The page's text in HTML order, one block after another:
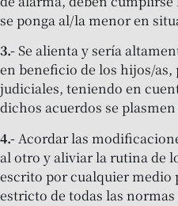
se ponga al/la menor en
3.-Se alienta y sería
en beneficio de los hijos/as,
judiciales, teniendo en
dichos acuerdos se
4.-Acordar las
al otro y aliviar la rutina de
escrito por cualquier medio
estricto de todas las